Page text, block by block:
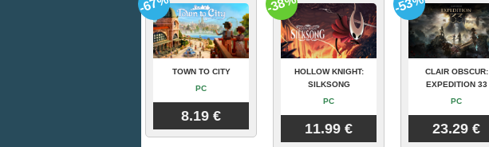
TOWN TO CITY
PC
8.19 €
HOLLOW KNIGHT:
SILKSONG
PC
11.99 €
CLAIR OBSCUR:
EXPEDITION 33
PC
23.29 €